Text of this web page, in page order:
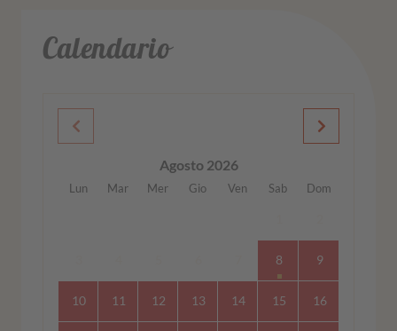
Calendario
Agosto 2026
Lun Mar Mer Gio Ven Sab Dom
8 9
10 11 12 13 14 15 16